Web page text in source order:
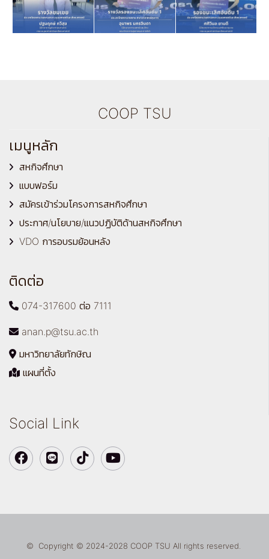
COOP TSU
เมนูหลัก
สหกิจศึกษา
แบบฟอร์ม
สมัครเข้าร่วมโครงการสหกิจศึกษา
ประกาศ/นโยบาย/แนวปฏิบัติด้านสหกิจศึกษา
VDO การอบรมย้อนหลัง
ติดต่อ
074-317600 ต่อ 7111
anan.p@tsu.ac.th
มหาวิทยาลัยทักษิณ
แผนที่ตั้ง
Social Link
© Copyright © 2024-2028 COOP TSU All rights reserved.